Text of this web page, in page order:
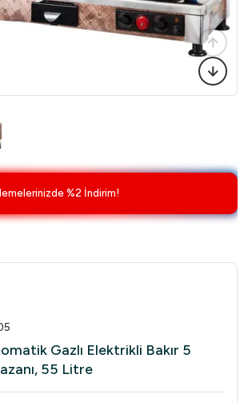
%2 İndirim!
Gazlı Elektrikli Bakır 5
55 Litre